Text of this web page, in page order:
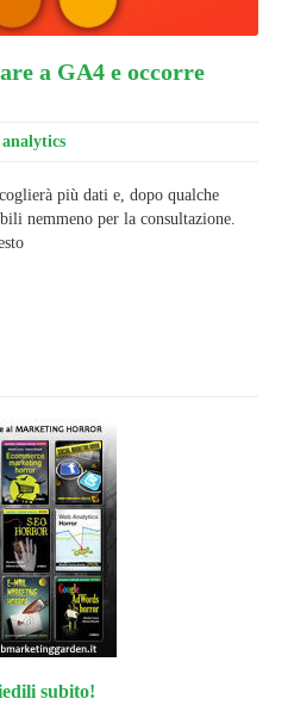
a GA4 e occorre
più dati e, dopo qualche
nemmeno per la consultazione.
subito!